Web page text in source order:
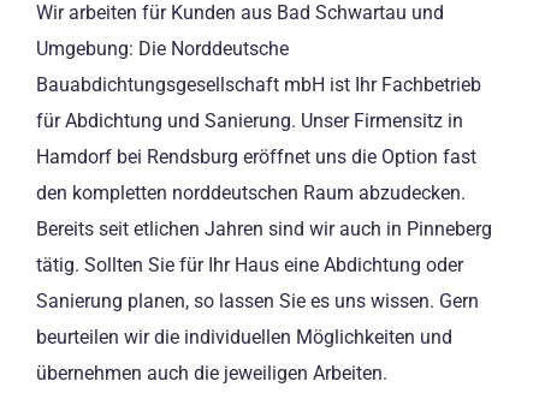
Wir arbeiten für Kunden aus Bad Schwartau und
Umgebung: Die Norddeutsche
Bauabdichtungsgesellschaft mbH ist Ihr Fachbetrieb
für Abdichtung und Sanierung. Unser Firmensitz in
Hamdorf bei Rendsburg eröffnet uns die Option fast
den kompletten norddeutschen Raum abzudecken.
Bereits seit etlichen Jahren sind wir auch in Pinneberg
tätig. Sollten Sie für Ihr Haus eine Abdichtung oder
Sanierung planen, so lassen Sie es uns wissen. Gern
beurteilen wir die individuellen Möglichkeiten und
übernehmen auch die jeweiligen Arbeiten.